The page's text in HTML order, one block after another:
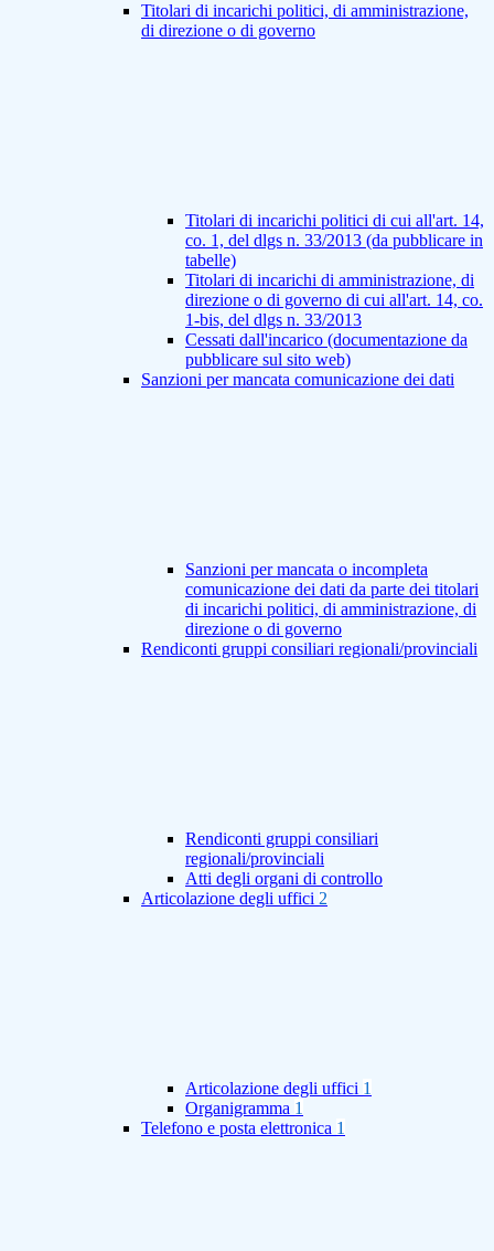
Titolari di incarichi politici, di amministrazione,
di direzione o di governo
Titolari di incarichi politici di cui all'art. 14,
co. 1, del dlgs n. 33/2013 (da pubblicare in
tabelle)
Titolari di incarichi di amministrazione, di
direzione o di governo di cui all'art. 14, co.
1-bis, del dlgs n. 33/2013
Cessati dall'incarico (documentazione da
pubblicare sul sito web)
Sanzioni per mancata comunicazione dei dati
Sanzioni per mancata o incompleta
comunicazione dei dati da parte dei titolari
di incarichi politici, di amministrazione, di
direzione o di governo
Rendiconti gruppi consiliari regionali/provinciali
Rendiconti gruppi consiliari
regionali/provinciali
Atti degli organi di controllo
Articolazione degli uffici 2
Articolazione degli uffici 1
Organigramma 1
Telefono e posta elettronica 1